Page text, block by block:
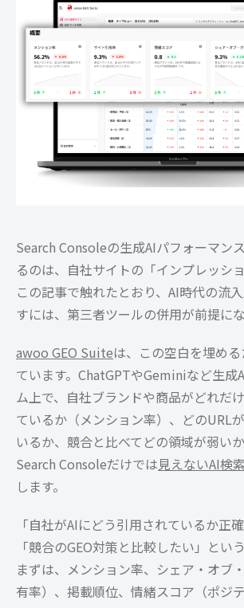
Search Consoleの生成AIパフォーマン
るのは、自社サイトの「インプレッシ
この記事で触れたとおり、AI時代の流
すには、第三者ツールの併用が前提にな
awoo GEO Suiteは、この空白を埋め
ています。ChatGPTやGeminiなど生成
ム上で、自社ブランドや商品がどれだ
ているか（メンション率）、どのURL
いるか、競合と比べてどの領域が弱いか
Search Consoleだけでは見えないAI検
します。
「自社がAIにどう引用されているか正
「競合のGEO対策と比較したい」とい
まずは、メンション率、シェア・オブ
有率）、掲載順位、情緒スコア（ポジ